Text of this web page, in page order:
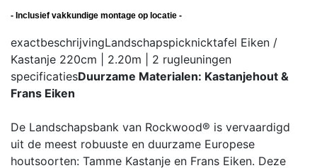
- Inclusief vakkundige montage op locatie -
exactbeschrijvingLandschapspicknicktafel Eiken /
Kastanje 220cm | 2.20m | 2 rugleuningen
specificatiesDuurzame Materialen: Kastanjehout &
Frans Eiken
De Landschapsbank van Rockwood® is vervaardigd
uit de meest robuuste en duurzame Europese
houtsoorten: Tamme Kastanje en Frans Eiken. Deze